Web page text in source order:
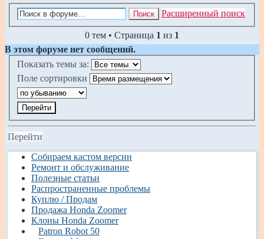
Поиск Расширенный поиск
0 тем • Страница 1 из 1
В этом форуме нет сообщений.
Показать темы за:
Поле сортировки
Перейти
Собираем кастом версии
Ремонт и обслуживание
Полезные статьи
Распространенные проблемы
Куплю / Продам
Продажа Honda Zoomer
Клоны Honda Zoomer
Patron Robot 50